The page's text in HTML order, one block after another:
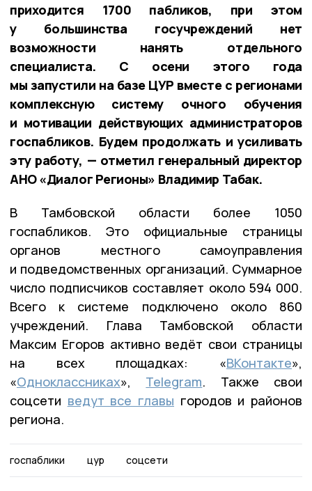
приходится 1700 пабликов, при этом
у большинства госучреждений нет
возможности нанять отдельного
специалиста. С осени этого года
мы запустили на базе ЦУР вместе с регионами
комплексную систему очного обучения
и мотивации действующих администраторов
госпабликов. Будем продолжать и усиливать
эту работу, — отметил генеральный директор
АНО «Диалог Регионы» Владимир Табак.
В Тамбовской области более 1050
госпабликов. Это официальные страницы
органов местного самоуправления
и подведомственных организаций. Суммарное
число подписчиков составляет около 594 000.
Всего к системе подключено около 860
учреждений. Глава Тамбовской области
Максим Егоров активно ведёт свои страницы
на всех площадках: «ВКонтакте»,
«Одноклассниках», Telegram. Также свои
соцсети ведут все главы городов и районов
региона.
госпаблики цур соцсети